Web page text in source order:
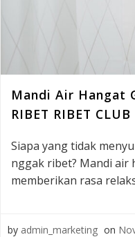
Mandi Air Hangat
RIBET RIBET CLUB
Siapa yang tidak
nggak ribet? Mandi air
memberikan rasa
by admin_marketing on